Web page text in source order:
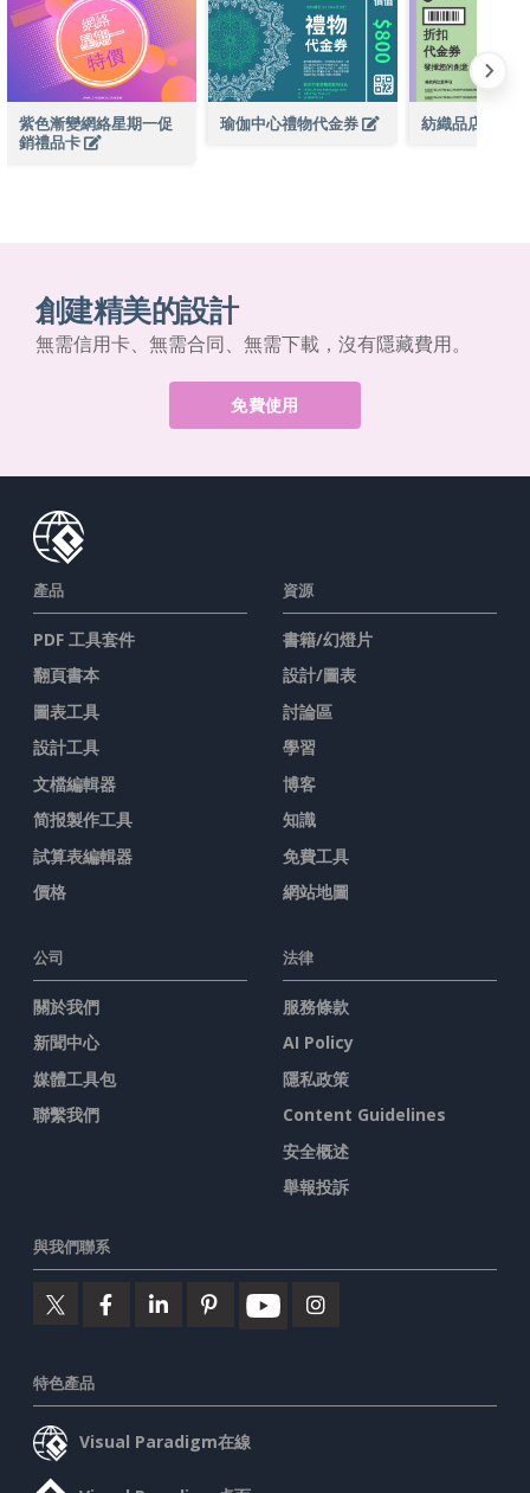
紫色漸變網絡星期一促
銷禮品卡
瑜伽中心禮物代金券 紡織品店折扣
創建精美的設計
無需信用卡、無需合同、無需下載，沒有隱藏費用。
免費使用
產品
PDF 工具套件
翻頁書本
圖表工具
設計工具
文檔編輯器
简报製作工具
試算表編輯器
價格
資源
書籍/幻燈片
設計/圖表
討論區
學習
博客
知識
免費工具
網站地圖
公司
關於我們
新聞中心
媒體工具包
聯繫我們
法律
服務條款
AI Policy
隱私政策
Content Guidelines
安全概述
舉報投訴
與我們聯系
特色產品
Visual Paradigm在線